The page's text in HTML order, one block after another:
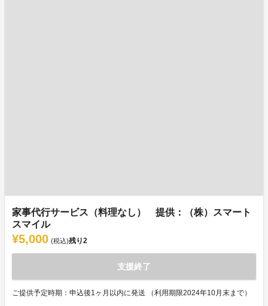
家事代行サービス（料理なし） 提供：（株）スマート
スマイル
¥5,000 (税込)残り2
支援終了
ご提供予定時期：申込後1ヶ月以内に発送 （利用期限2024年10月末まで）